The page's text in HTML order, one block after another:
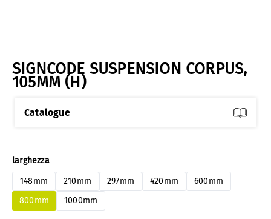
SIGNCODE SUSPENSION CORPUS,
105MM (H)
Catalogue
Seleziona
larghezza
148mm
210mm 297mm 420mm
600mm
800mm
1000mm